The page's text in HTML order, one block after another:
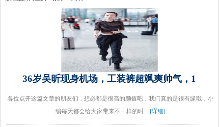
36岁吴昕现身机场，工装裤超飒爽帅气，1
各位点开这篇文章的朋友们，想必都是很高的颜值吧，我们真的是很有缘哦，小
编每天都会给大家带来不一样的时... [详细]